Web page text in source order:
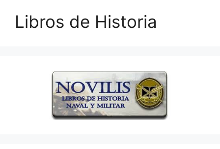
Libros de Historia